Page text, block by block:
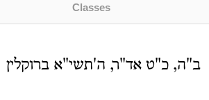
Classes
ב"ה, כ"ט אד"ר, ה'תשי"א ברוקלין